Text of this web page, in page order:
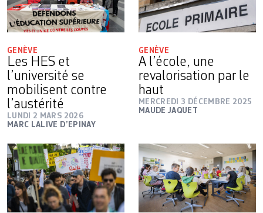
GENÈVE
Les HES et
l’université se
mobilisent contre
l’austérité
LUNDI 2 MARS 2026
MARC LALIVE D’EPINAY
GENÈVE
A l’école, une
revalorisation par le
haut
MERCREDI 3 DÉCEMBRE 2025
MAUDE JAQUET